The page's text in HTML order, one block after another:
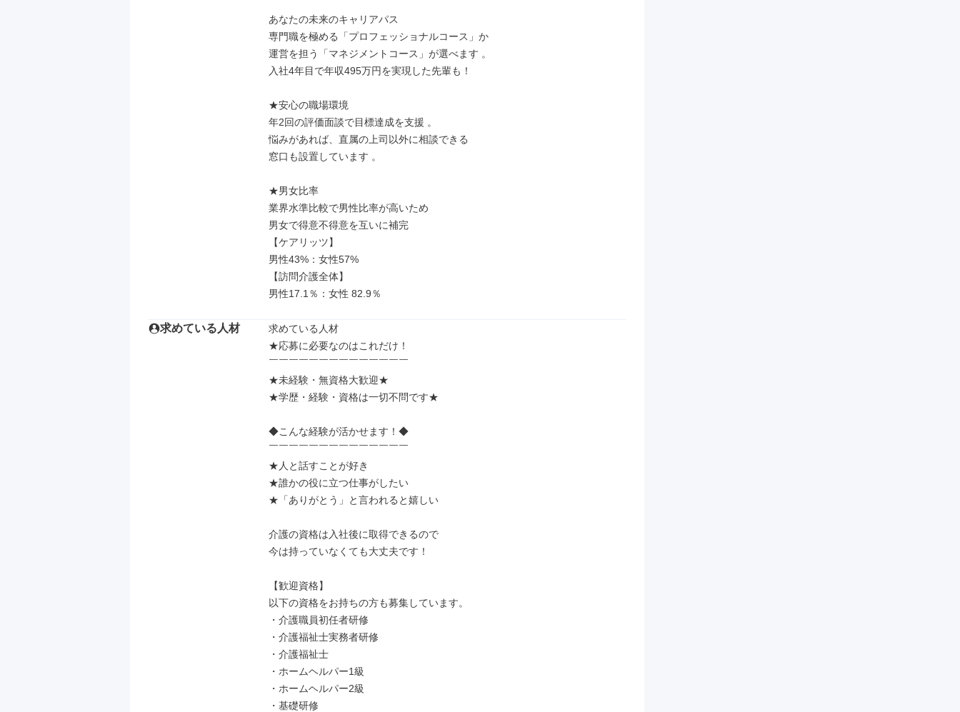
あなたの未来のキャリアパス
専門職を極める「プロフェッショナルコース」か
運営を担う「マネジメントコース」が選べます 。
入社4年目で年収495万円を実現した先輩も！
★安心の職場環境
年2回の評価面談で目標達成を支援 。
悩みがあれば、直属の上司以外に相談できる
窓口も設置しています 。
★男女比率
業界水準比較で男性比率が高いため
男女で得意不得意を互いに補完
【ケアリッツ】
男性43%：女性57%
【訪問介護全体】
男性17.1％：女性 82.9％
求めている人材
求めている人材
★応募に必要なのはこれだけ！
￣￣￣￣￣￣￣￣￣￣￣￣￣￣
★未経験・無資格大歓迎★
★学歴・経験・資格は一切不問です★
◆こんな経験が活かせます！◆
￣￣￣￣￣￣￣￣￣￣￣￣￣￣
★人と話すことが好き
★誰かの役に立つ仕事がしたい
★「ありがとう」と言われると嬉しい
介護の資格は入社後に取得できるので
今は持っていなくても大丈夫です！
【歓迎資格】
以下の資格をお持ちの方も募集しています。
・介護職員初任者研修
・介護福祉士実務者研修
・介護福祉士
・ホームヘルパー1級
・ホームヘルパー2級
・基礎研修